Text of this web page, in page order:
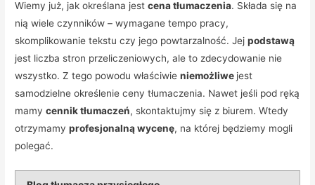
Wiemy już, jak określana jestcena tłumaczenia. Składa się na
nią wiele czynników – wymagane tempo pracy,
skomplikowanie tekstu czy jego powtarzalność. Jejpodstawą
jest liczba stron przeliczeniowych, ale to zdecydowanie nie
wszystko. Z tego powodu właściwieniemożliwe jest
samodzielne określenie ceny tłumaczenia. Nawet jeśli pod ręką
mamycennik tłumaczeń, skontaktujmy się z biurem. Wtedy
otrzymamyprofesjonalną wycenę, na której będziemy mogli
polegać.